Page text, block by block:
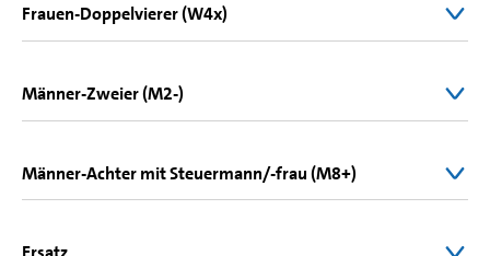
Vorlauf 5 27. Juli 2024 — 11:00 7:36.35 1 . Platz
Frauen-Doppelvierer (W4x)
Männer-Zweier (M2-)
Männer-Achter mit Steuermann/-frau (M8+)